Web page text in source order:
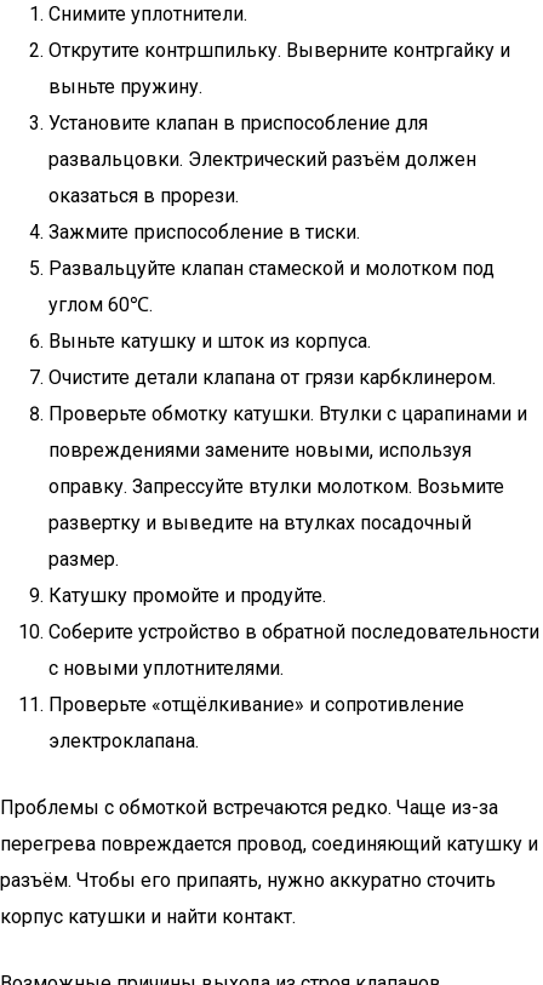
Снимите уплотнители.
Открутите контршпильку. Выверните контргайку и
выньте пружину.
Установите клапан в приспособление для
развальцовки. Электрический разъём должен
оказаться в прорези.
Зажмите приспособление в тиски.
Развальцуйте клапан стамеской и молотком под
углом 60℃.
Выньте катушку и шток из корпуса.
Очистите детали клапана от грязи карбклинером.
Проверьте обмотку катушки. Втулки с царапинами и
повреждениями замените новыми, используя
оправку. Запрессуйте втулки молотком. Возьмите
развертку и выведите на втулках посадочный
размер.
Катушку промойте и продуйте.
Соберите устройство в обратной последовательности
с новыми уплотнителями.
Проверьте «отщёлкивание» и сопротивление
электроклапана.
Проблемы с обмоткой встречаются редко. Чаще из-за
перегрева повреждается провод, соединяющий катушку и
разъём. Чтобы его припаять, нужно аккуратно сточить
корпус катушки и найти контакт.